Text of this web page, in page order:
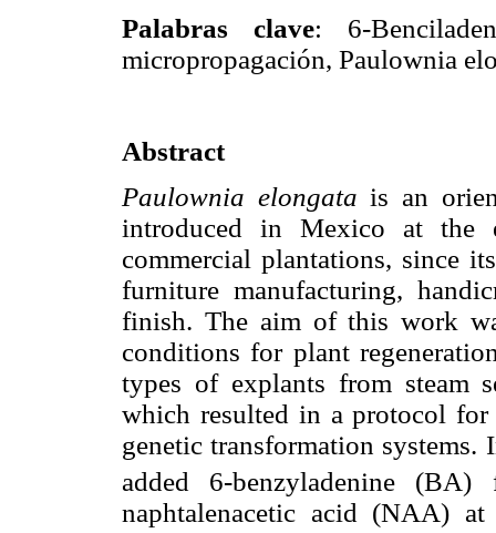
Palabras clave: 6-
micropropagación, Paulownia
Abstract
Paulownia elongata is an
introduced in Mexico at
commercial plantations, since
furniture manufacturing,
finish. The aim of this work
conditions for plant
types of explants from steam
which resulted in a protocol for
genetic transformation systems.
added 6-benzyladenine
naphtalenacetic acid (NAA) at